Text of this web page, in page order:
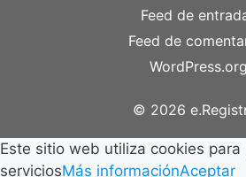
Feed de
Feed de
WordPress.org
© 2026
Este sitio web utiliza cookies
serviciosMás informaciónAceptar